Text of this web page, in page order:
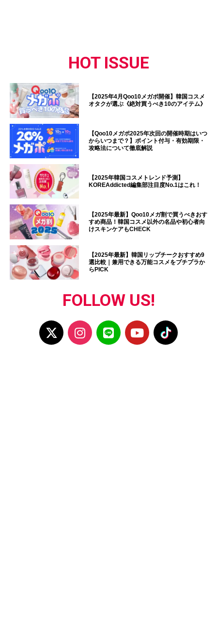
HOT ISSUE
【2025年4月Qoo10メガポ開催】韓国コスメ
オタクが選ぶ《絶対買うべき10のアイテム》
【Qoo10メガポ2025年次回の開催時期はいつ
からいつまで？】ポイント付与・有効期限・
攻略法について徹底解説
【2025年韓国コスメトレンド予測】
KOREAddicted編集部注目度No.1はこれ！
【2025年最新】Qoo10メガ割で買うべきおす
すめ商品！韓国コスメ以外の名品や初心者向
けスキンケアもCHECK
【2025年最新】韓国リップチークおすすめ9
選比較｜兼用できる万能コスメをプチプラか
らPICK
FOLLOW US!